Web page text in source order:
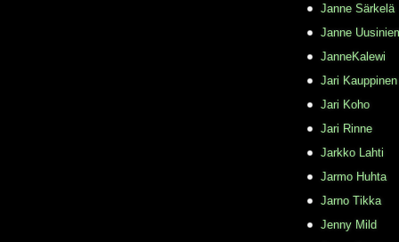
Janne Särkelä
Janne
JanneKalewi
Jari Kauppinen
Jari Koho
Jari Rinne
Jarkko Lahti
Jarmo Huhta
Jarno Tikka
Jenny Mild